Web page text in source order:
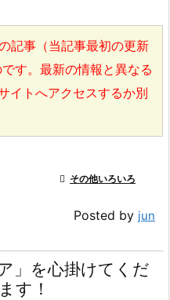
記事（当記事最初の更新
す。最新の情報と異なる
イトへアクセスするか別
 その他いろいろ
Posted by jun
」を心掛けてくだ
す！